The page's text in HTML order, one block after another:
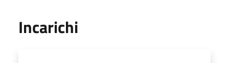
Incarichi